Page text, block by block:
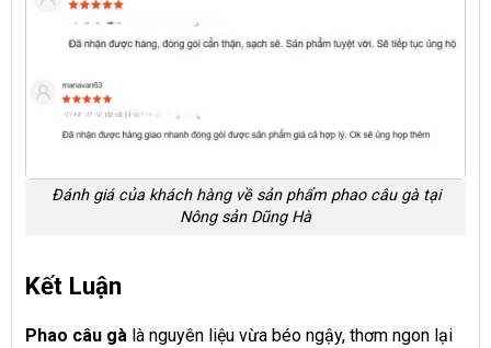
Đánh giá của khách hàng về sản phẩm phao câu gà tại
Nông sản Dũng Hà
Kết Luận
Phao câu gà là nguyên liệu vừa béo ngậy, thơm ngon lại